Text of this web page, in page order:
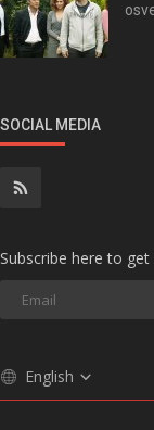
SOCIAL MEDIA
Subscribe here to
English